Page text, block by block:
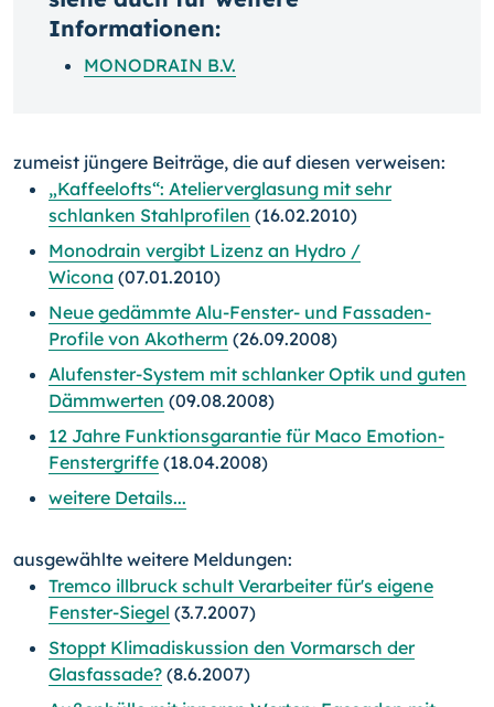
Informationen:
MONODRAIN B.V.
zumeist jüngere Beiträge, die auf diesen verweisen:
„Kaffeelofts“: Atelierverglasung mit sehr
schlanken Stahlprofilen (16.02.2010)
Monodrain vergibt Lizenz an Hydro /
Wicona (07.01.2010)
Neue gedämmte Alu-Fenster- und Fassaden-
Profile von Akotherm (26.09.2008)
Alufenster-System mit schlanker Optik und guten
Dämmwerten (09.08.2008)
12 Jahre Funktionsgarantie für Maco Emotion-
Fenstergriffe (18.04.2008)
weitere Details...
ausgewählte weitere Meldungen:
Tremco illbruck schult Verarbeiter für's eigene
Fenster-Siegel (3.7.2007)
Stoppt Klimadiskussion den Vormarsch der
Glasfassade? (8.6.2007)